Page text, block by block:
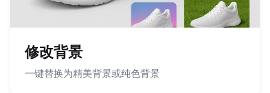
修改背景
一键替换为精美背景或纯色背景